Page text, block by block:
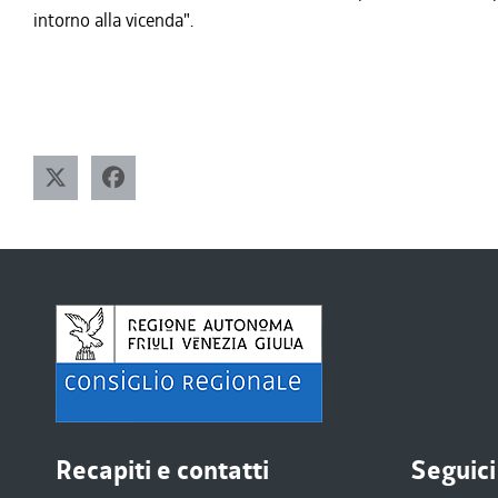
intorno alla vicenda".
Recapiti e contatti